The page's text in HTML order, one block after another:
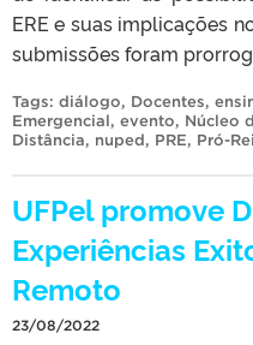
ERE e suas implicações
submissões foram
Tags: diálogo, Docentes,
Emergencial, evento, Núcleo
Distância, nuped, PRE, Pró-
UFPel promove
Experiências
Remoto
23/08/2022